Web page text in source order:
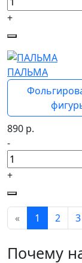
+
ПАЛЬМА
890 р.
-
+
« 1 2 3
Почему